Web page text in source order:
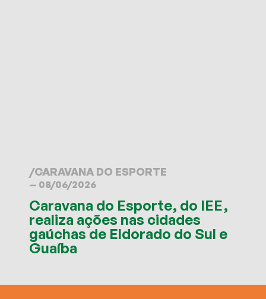
/CARAVANA DO ESPORTE
— 08/06/2026
Caravana do Esporte, do IEE,
realiza ações nas cidades
gaúchas de Eldorado do Sul e
Guaíba